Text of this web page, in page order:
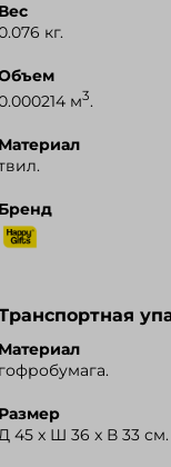
кг.
м3.
45 x Ш 36 x В 33 см.